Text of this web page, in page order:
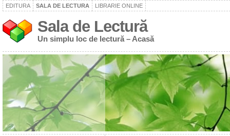
EDITURA SALA DE LECTURA LIBRARIE ONLINE
Sala de Lectură
Un simplu loc de lectură – Acasă